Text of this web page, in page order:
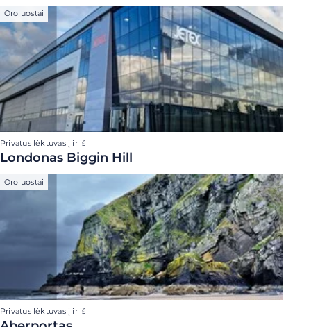
Oro uostai
Privatus lėktuvas į ir iš
Londonas Biggin Hill
Oro uostai
Privatus lėktuvas į ir iš